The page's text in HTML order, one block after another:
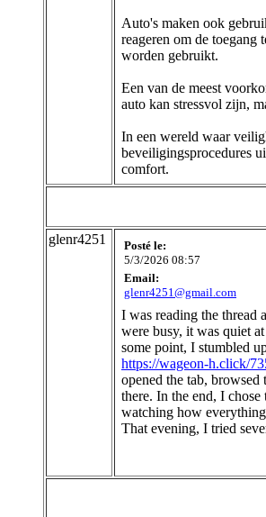
Auto's maken ook
reageren om de toegang
worden gebruikt.
Een van de meest
auto kan stressvol zijn,
In een wereld waar
beveiligingsprocedures
comfort.
glenr4251
Posté le:
5/3/2026 08:57
Email:
glenr4251@gmail.com
I was reading the thread
were busy, it was quiet
some point, I stumbled
https://wageon-h.click/
opened the tab,
there. In the end, I
watching how
That evening, I tried